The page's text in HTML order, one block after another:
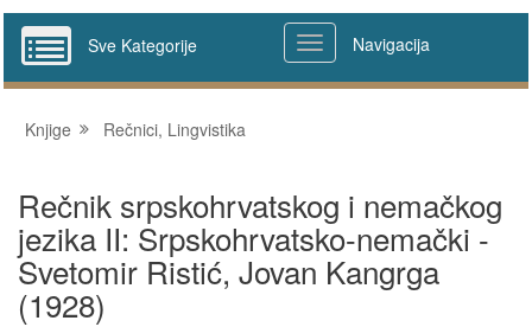
Sve Kategorije Navigacija
Knjige Rečnici, Lingvistika
Rečnik srpskohrvatskog i nemačkog
jezika II: Srpskohrvatsko-nemački -
Svetomir Ristić, Jovan Kangrga
(1928)